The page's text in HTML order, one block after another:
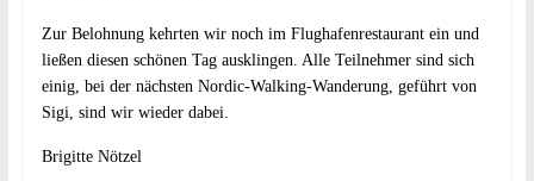
Zur Belohnung kehrten wir noch im Flughafenrestaurant ein und
ließen diesen schönen Tag ausklingen. Alle Teilnehmer sind sich
einig, bei der nächsten Nordic-Walking-Wanderung, geführt von
Sigi, sind wir wieder dabei.
Brigitte Nötzel